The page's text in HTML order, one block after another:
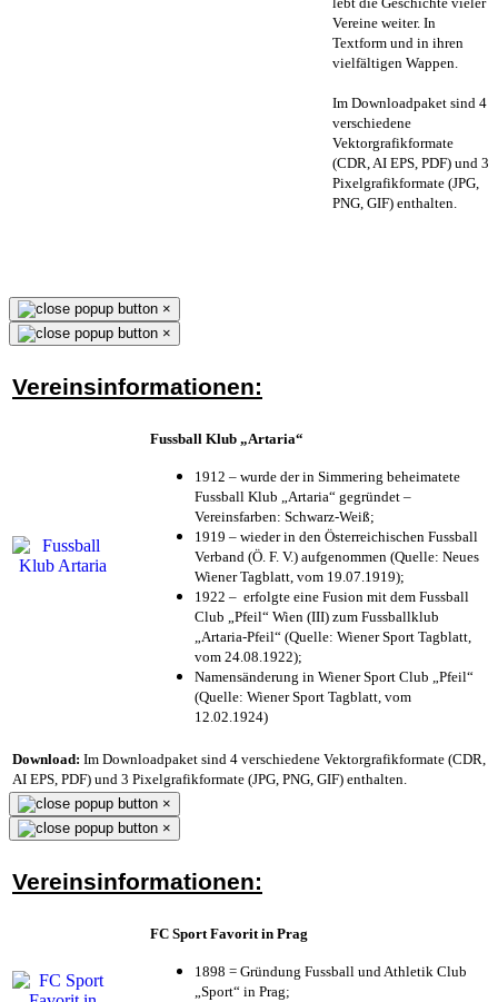
Vereine weiter. In
Textform und in ihren
vielfältigen Wappen.
Im Downloadpaket sind 4
verschiedene
Vektorgrafikformate
(CDR, AI EPS, PDF) und 3
Pixelgrafikformate (JPG,
PNG, GIF) enthalten.
×
×
Vereinsinformationen:
Fussball Klub „Artaria“
1912 – wurde der in Simmering beheimatete
Fussball Klub „Artaria“ gegründet –
Vereinsfarben: Schwarz-Weiß;
1919 – wieder in den Österreichischen Fussball
Verband (Ö. F. V.) aufgenommen (Quelle: Neues
Wiener Tagblatt, vom 19.07.1919);
1922 – erfolgte eine Fusion mit dem Fussball
Club „Pfeil“ Wien (III) zum Fussballklub
„Artaria-Pfeil“ (Quelle: Wiener Sport Tagblatt,
vom 24.08.1922);
Namensänderung in Wiener Sport Club „Pfeil“
(Quelle: Wiener Sport Tagblatt, vom
12.02.1924)
Download: Im Downloadpaket sind 4 verschiedene Vektorgrafikformate (CDR,
AI EPS, PDF) und 3 Pixelgrafikformate (JPG, PNG, GIF) enthalten.
×
×
Vereinsinformationen:
FC Sport Favorit in Prag
1898 = Gründung Fussball und Athletik Club
„Sport“ in Prag;